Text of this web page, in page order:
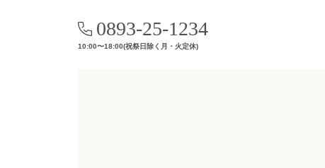
0893-25-1234
10:00〜18:00(祝祭日除く月・火定休)